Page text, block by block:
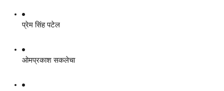
प्रेम सिंह पटेल
ओमप्रकाश सकलेचा